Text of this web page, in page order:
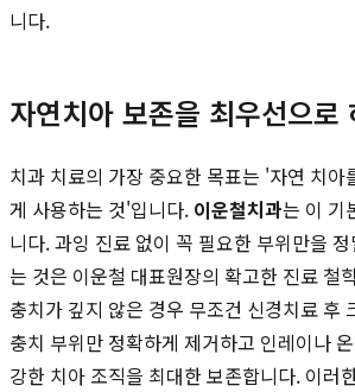
니다.
자연치아 보존을 최우선으로
치과 치료의 가장 중요한 목표는 '자연 치아
게 사용하는 것'입니다. 이운철치과는 이 기
니다. 과잉 진료 없이 꼭 필요한 부위만을
는 것은 이운철 대표원장의 확고한 진료 철
충치가 깊지 않은 경우 무조건 신경치료 후
충치 부위만 정확하게 제거하고 인레이나
강한 치아 조직을 최대한 보존합니다. 이러